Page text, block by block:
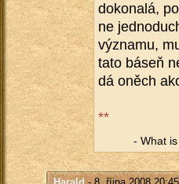
do­ko­na­lá,
ne
vý­zna­mu,
tato báseň
dá oněch
**
- What